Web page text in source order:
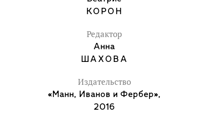
бойтесь фантазировать и придумывать
собственные сказочные миры.
Хотите добавить немного волшебства?
разглядывайте детали среди бумажных
КОРОН
Редактор
Анна
ШАХОВА
Издательство
«Манн, Иванов и Фербер»,
2016